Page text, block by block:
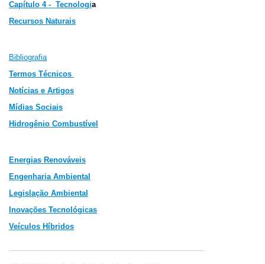
Capítulo 4 - Tecnologia
Recursos Naturais
Bibliografia
Termos Técnicos
Notícias e Artigos
Mídias Sociais
Hidrogênio Combustível
Energias Renováveis
Engenharia Ambiental
Legislação Ambiental
Inovações Tecnológicas
Veículos Híbridos